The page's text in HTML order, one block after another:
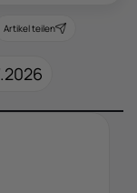
Artikel teilen